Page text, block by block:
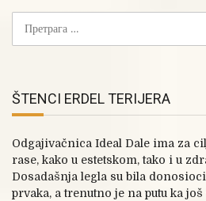
ŠTENCI ERDEL TERIJERA
Odgajivačnica Ideal Dale ima za
rase, kako u estetskom, tako i u
Dosadašnja legla su bila
prvaka, a trenutno je na putu ka